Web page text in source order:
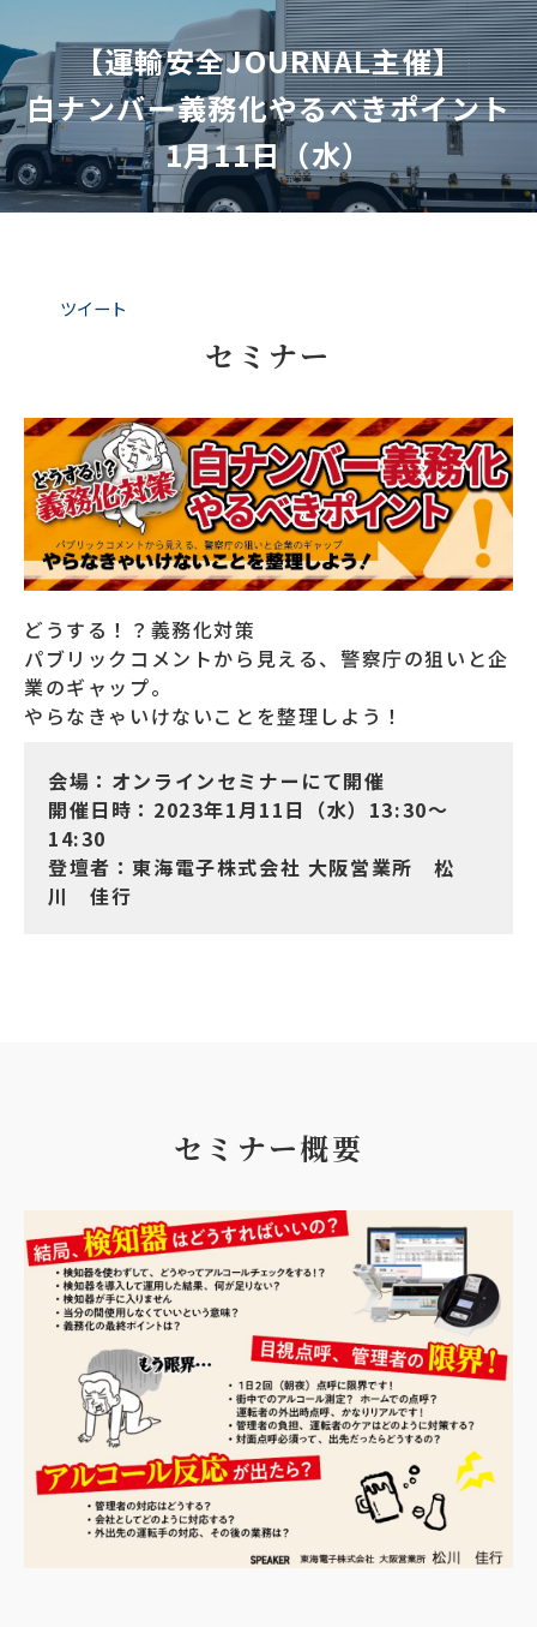
【運輸安全JOURNAL主催】
白ナンバー義務化やるべきポイント
1月11日（水）
ツイート
セミナー
どうする！？義務化対策
パブリックコメントから見える、警察庁の狙いと企
業のギャップ。
やらなきゃいけないことを整理しよう！
会場：オンラインセミナーにて開催
開催日時：2023年1月11日（水）13:30～
14:30
登壇者：東海電子株式会社 大阪営業所 松
川 佳行
セミナー概要